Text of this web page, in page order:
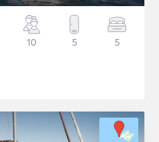
10 5 5